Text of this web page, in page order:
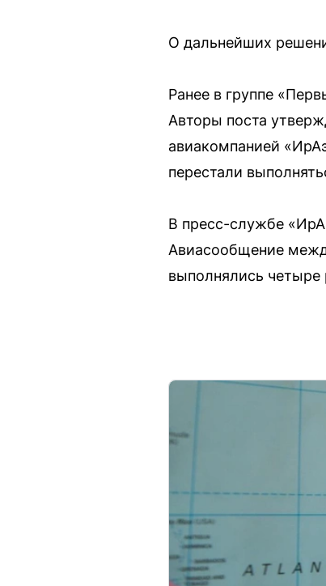
О дальнейших
Ранее в группе
Авторы поста
авиакомпанией
перестали
В пресс-службе
Авиасообщение
выполнялись четыре